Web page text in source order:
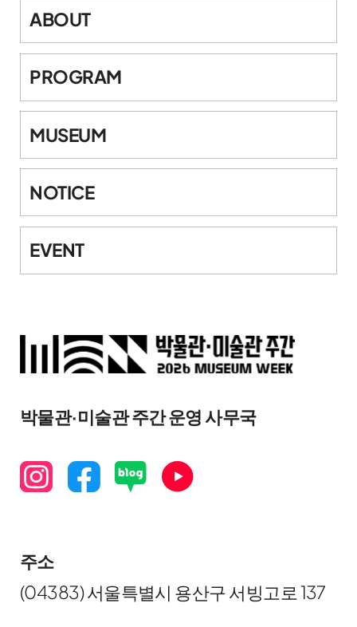
ABOUT
PROGRAM
MUSEUM
NOTICE
EVENT
박물관·미술관 주간 운영 사무국
주소
(04383) 서울특별시 용산구 서빙고로 137